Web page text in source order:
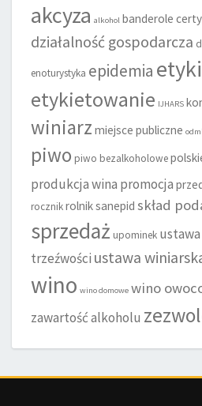
akcyza alkohol banderole
działalność gospodarcza
enoturystyka epidemia
etykietowanie IJHARS
winiarz miejsce publiczne
piwo piwo bezalkoholowe
produkcja wina promocja
rocznikrolniksanepid skład
sprzedaż upominek
trzeźwości ustawa
wino wino domowe wino
zawartość alkoholu